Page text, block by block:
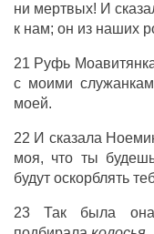
ни мертвых! И
к нам; он из наших
21 Руфь
смоими
моей.
22 И сказала
моя, что ты
будут оскорблять
23 Так была